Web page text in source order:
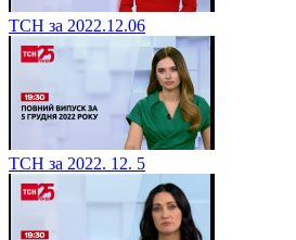
ТСН за 2022.12.06
ТСН за 2022. 12. 5